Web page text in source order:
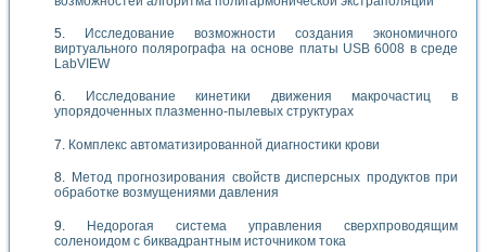
Исследование возможности создания экономичного
виртуального полярографа на основе платы USB 6008 в среде
LabVIEW
Исследование кинетики движения макрочастиц в
упорядоченных плазменно-пылевых структурах
Комплекс автоматизированной диагностики крови
Метод прогнозирования свойств дисперсных продуктов при
обработке возмущениями давления
Недорогая система управления сверхпроводящим
соленоидом с биквадрантным источником тока